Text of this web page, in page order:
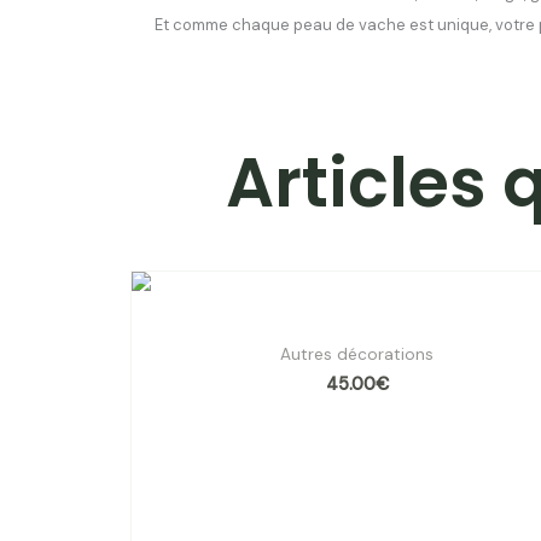
Et comme chaque peau de vache est unique,
Articles
Autres décorations
45.00€